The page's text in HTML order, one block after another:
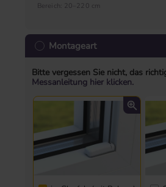
Bereich: 20–220 cm
Montageart
Bitte vergessen Sie nicht, das
Messanleitung hier klicken.